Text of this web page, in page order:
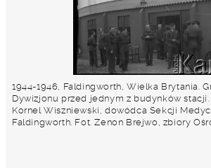
1944-1946, Faldingworth, Wielka Brytania.
Dywizjonu przed jednym z budynków
Kornel Wiszniewski, dowódca Sekcji
Faldingworth. Fot. Zenon Brejwo, zbiory